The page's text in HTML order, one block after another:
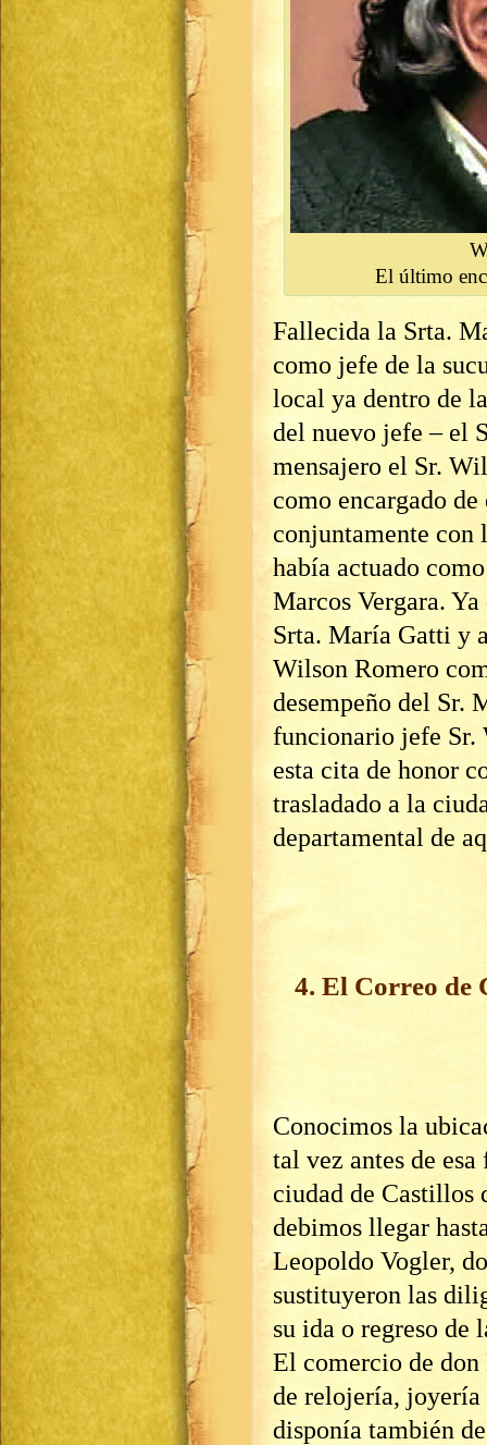
El último
Fallecida la Srta.
como jefe de la
local ya dentro de
del nuevo jefe – el
mensajero el Sr.
como encargado
conjuntamente con
había actuado
Marcos Vergara.
Srta. María Gatti y
Wilson Romero
desempeño del Sr.
funcionario jefe Sr.
esta cita de honor
trasladado a la
departamental de
4. El Correo de
Conocimos la
tal vez antes de
ciudad de Castillos
debimos llegar
Leopoldo Vogler,
sustituyeron las
su ida o regreso de
El comercio de
de relojería, joyería
disponía también